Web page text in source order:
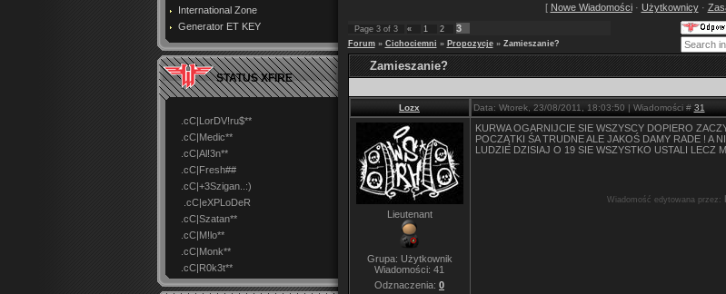
International Zone
Generator ET KEY
STATUS XFIRE
.cC|LorDV!ru$**
.cC|Medic**
.cC|Al!3n**
.cC|Fresh##
.cC|+3Szigan..:)
.cC|eXPLoDeR
.cC|Szatan**
.cC|M!lo**
.cC|Monk**
.cC|R0k3t**
[ Nowe Wiadomości· Użytkownicy·
Page 3of 3 « 1 2 3
Forum » Cichociemni » Propozycje » Zamieszanie?
Zamieszanie?
Lozx Data: Wtorek, 23/08/2011, 18:03:50 | Wiadomości # 31
Lieutenant
Grupa: Użytkownik
Wiadomości: 41
Odznaczenia: 0
KURWA OGARNIJCIE SIE WSZYSCY DOPIERO
POCZĄTKI ŚA TRUDNE ALE JAKOŚ DAMY RADE ! A
LUDZIE DZISIAJ O 19 SIE WSZYSTKO USTALI LECZ
Wiadomość edytowana przez: